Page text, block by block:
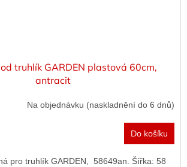
truhlík GARDEN plastová 60cm,
antracit
Na objednávku (naskladnění do 6 dnů)
Do košíku
pro truhlík GARDEN, 58649an. Šířka: 58